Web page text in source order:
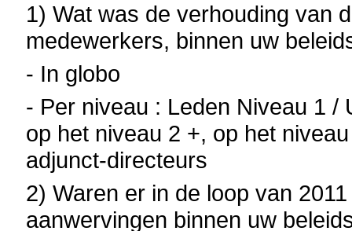
1) Wat was de verhouding van
medewerkers, binnen uw
- In globo
- Per niveau : Leden Niveau 1 /
op het niveau 2 +, op het
adjunct-directeurs
2) Waren er in de loop van
aanwervingen binnen uw